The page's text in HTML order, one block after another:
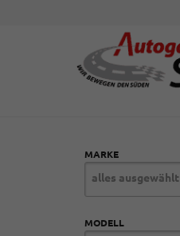
MARKE
alles ausgewählt
MODELL